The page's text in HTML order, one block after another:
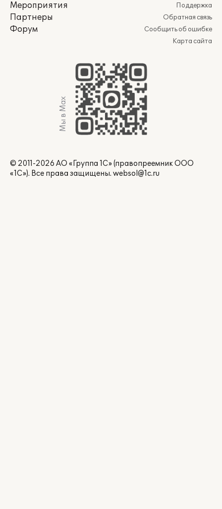
Мероприятия
Партнеры
Форум
Поддержка
Обратная связь
Сообщить об ошибке
Карта сайта
Мы в Max
© 2011-2026 АО «Группа 1С» (правопреемник ООО
«1С»). Все права защищены. websol@1c.ru